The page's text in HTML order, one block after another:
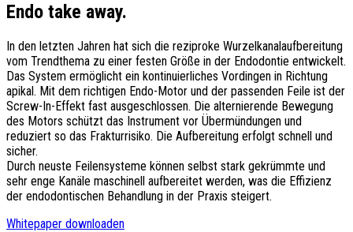
Endo take away.
In den letzten Jahren hat sich die reziproke Wurzelkanalaufbereitung
vom Trendthema zu einer festen Größe in der Endodontie entwickelt.
Das System ermöglicht ein kontinuierliches Vordingen in Richtung
apikal. Mit dem richtigen Endo-Motor und der passenden Feile ist der
Screw-In-Effekt fast ausgeschlossen. Die alternierende Bewegung
des Motors schützt das Instrument vor Übermündungen und
reduziert so das Frakturrisiko. Die Aufbereitung erfolgt schnell und
sicher.
Durch neuste Feilensysteme können selbst stark gekrümmte und
sehr enge Kanäle maschinell aufbereitet werden, was die Effizienz
der endodontischen Behandlung in der Praxis steigert.
Whitepaper downloaden